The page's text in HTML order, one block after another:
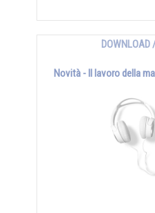
DOWNLOAD
Novità - Il lavoro della